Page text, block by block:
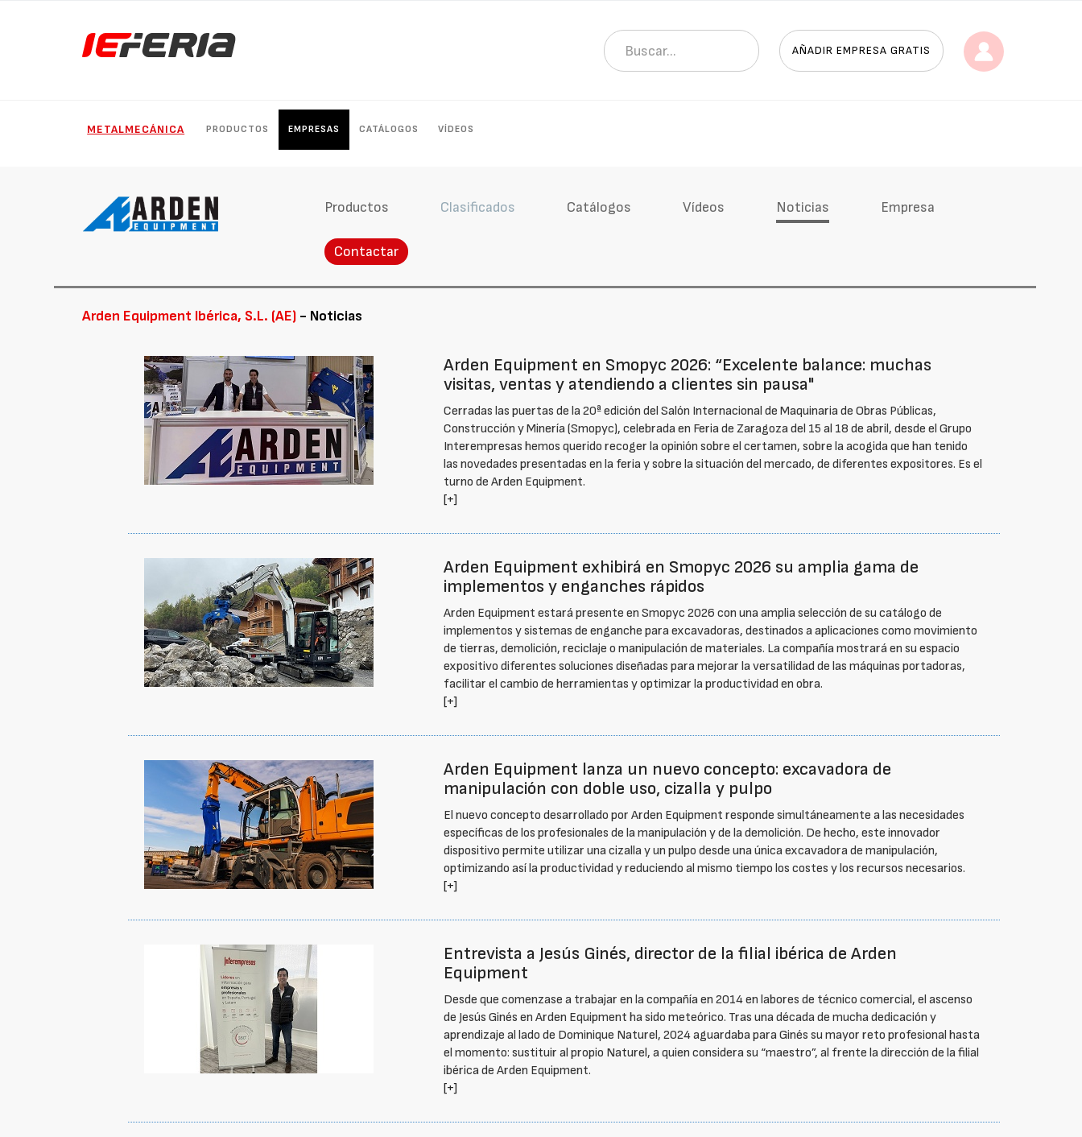
AÑADIR EMPRESA GRATIS
METALMECÁNICA PRODUCTOS EMPRESAS CATÁLOGOS VÍDEOS
Productos Clasificados Catálogos Vídeos Noticias Empresa
Contactar
Arden Equipment Ibérica, S.L. (AE) - Noticias
Arden Equipment en Smopyc 2026: “Excelente balance: muchas
visitas, ventas y atendiendo a clientes sin pausa"
Cerradas las puertas de la 20ª edición del Salón Internacional de Maquinaria de Obras Públicas,
Construcción y Minería (Smopyc), celebrada en Feria de Zaragoza del 15 al 18 de abril, desde el Grupo
Interempresas hemos querido recoger la opinión sobre el certamen, sobre la acogida que han tenido
las novedades presentadas en la feria y sobre la situación del mercado, de diferentes expositores. Es el
turno de Arden Equipment.
[+]
Arden Equipment exhibirá en Smopyc 2026 su amplia gama de
implementos y enganches rápidos
Arden Equipment estará presente en Smopyc 2026 con una amplia selección de su catálogo de
implementos y sistemas de enganche para excavadoras, destinados a aplicaciones como movimiento
de tierras, demolición, reciclaje o manipulación de materiales. La compañía mostrará en su espacio
expositivo diferentes soluciones diseñadas para mejorar la versatilidad de las máquinas portadoras,
facilitar el cambio de herramientas y optimizar la productividad en obra.
[+]
Arden Equipment lanza un nuevo concepto: excavadora de
manipulación con doble uso, cizalla y pulpo
El nuevo concepto desarrollado por Arden Equipment responde simultáneamente a las necesidades
específicas de los profesionales de la manipulación y de la demolición. De hecho, este innovador
dispositivo permite utilizar una cizalla y un pulpo desde una única excavadora de manipulación,
optimizando así la productividad y reduciendo al mismo tiempo los costes y los recursos necesarios.
[+]
Entrevista a Jesús Ginés, director de la filial ibérica de Arden
Equipment
Desde que comenzase a trabajar en la compañía en 2014 en labores de técnico comercial, el ascenso
de Jesús Ginés en Arden Equipment ha sido meteórico. Tras una década de mucha dedicación y
aprendizaje al lado de Dominique Naturel, 2024 aguardaba para Ginés su mayor reto profesional hasta
el momento: sustituir al propio Naturel, a quien considera su “maestro”, al frente la dirección de la filial
ibérica de Arden Equipment.
[+]